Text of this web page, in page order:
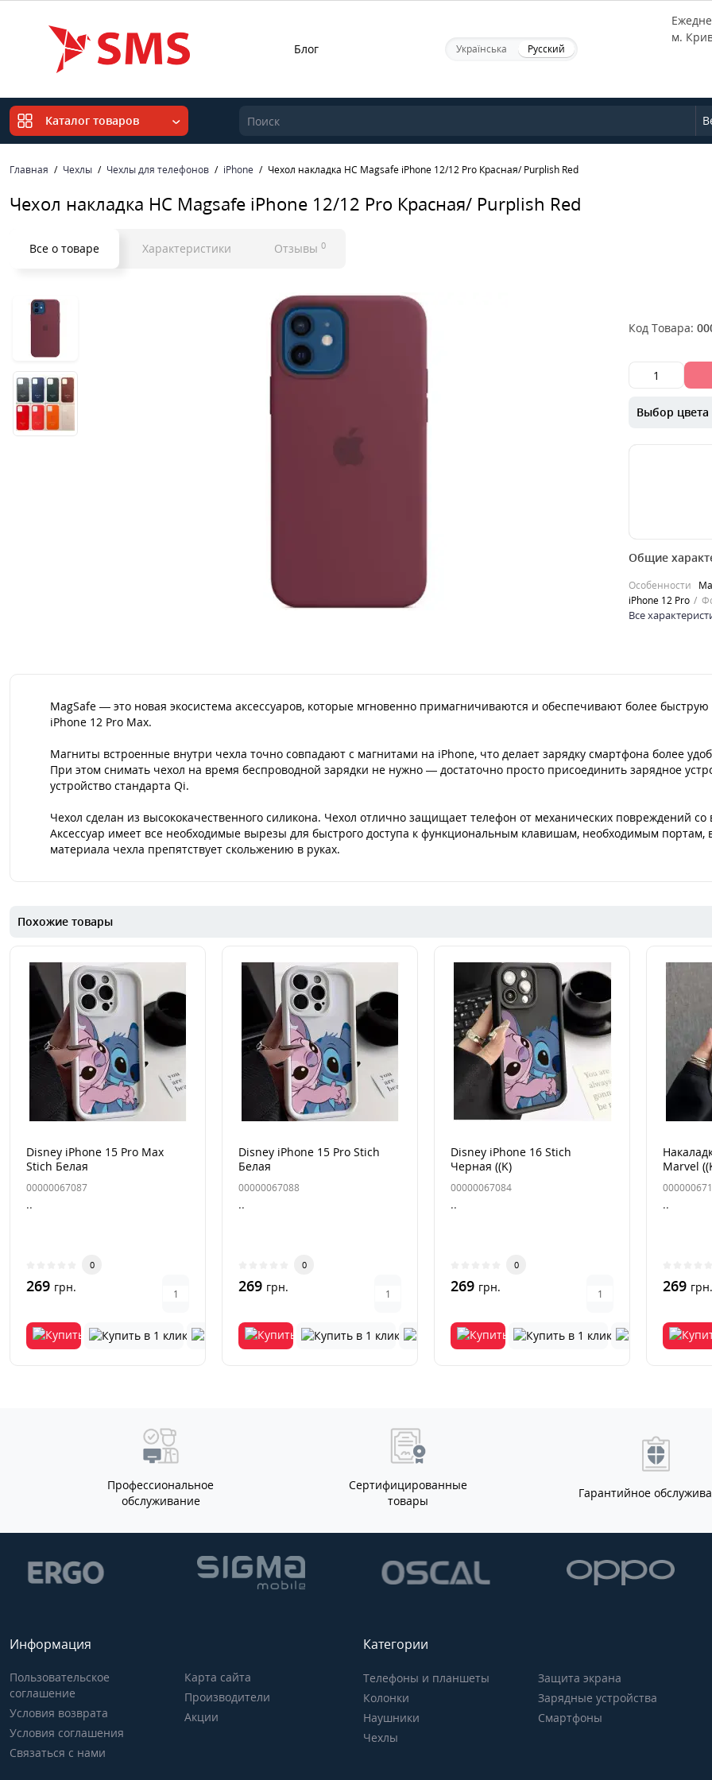
Блог Українська Русский
м.
Каталог товаров
Главная Чехлы Чехлы для телефонов iPhone Чехол накладка HC Magsafe iPhone 12/12 Pro Красная/ Purplish Red
Чехол накладка HC Magsafe iPhone 12/12 Pro Красная/ Purplish Red
Все о товаре Характеристики Отзывы 0
Код Товара:
Выбор цвета
MagSafe — это
аксессуаров,
более ..
0
Общие
Особенности
iPhone 12 Pro
Все
MagSafe — это новая экосистема аксессуаров, которые мгновенно примагничиваются и обеспечивают более
iPhone 12 Pro Max.
Магниты встроенные внутри чехла точно совпадают с магнитами на iPhone, что делает зарядку смартфона более
При этом снимать чехол на время беспроводной зарядки не нужно — достаточно просто присоединить зарядное
устройство стандарта Qi.
Чехол сделан из высококачественного силикона. Чехол отлично защищает телефон от механических повреждений
Аксессуар имеет все необходимые вырезы для быстрого доступа к функциональным клавишам, необходимым
материала чехла препятствует скольжению в руках.
Похожие товары
Disney iPhone 15 Pro Max
Stich Белая
00000067087
..
0
269 грн.
Disney iPhone 15 Pro Stich
Белая
00000067088
..
0
269 грн.
Disney iPhone 16 Stich
Черная ((K)
00000067084
..
0
269 грн.
Marvel
..
269 грн.
Профессиональное
обслуживание
Сертифицированные
товары
Гарантийное
Информация
Пользовательское
соглашение
Условия возврата
Условия соглашения
Связаться с нами
Карта сайта
Производители
Акции
Категории
Телефоны и планшеты
Колонки
Наушники
Чехлы
Защита экрана
Зарядные устройства
Смартфоны